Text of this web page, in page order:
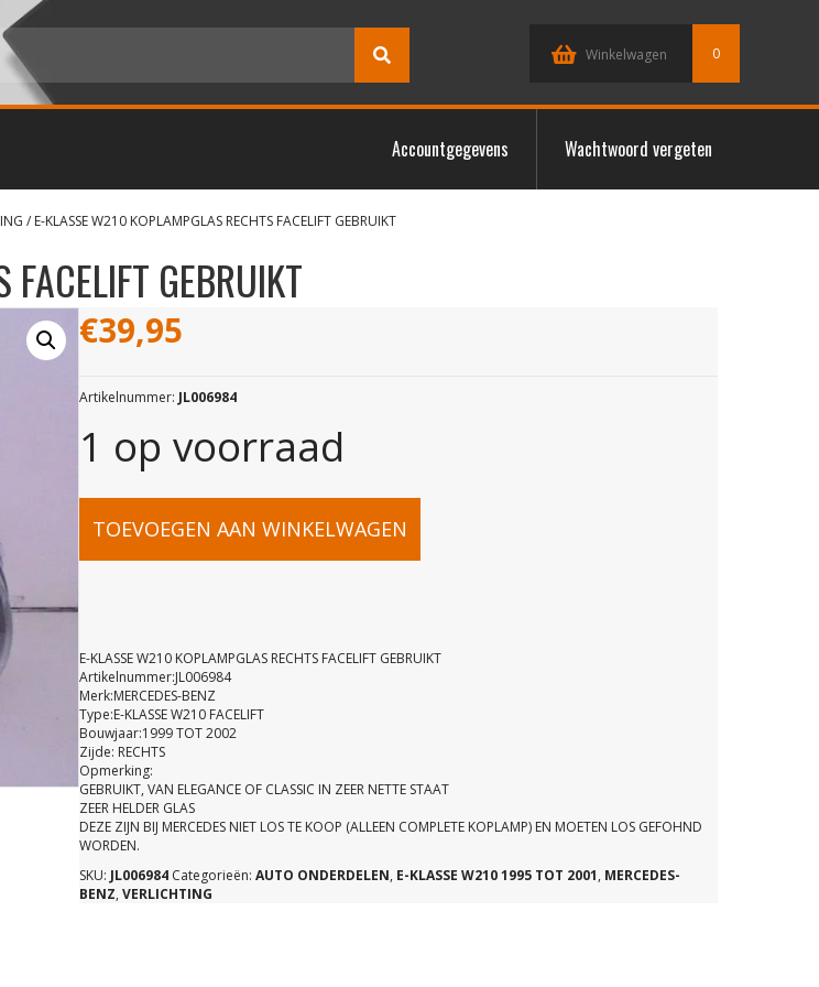
Winkelwagen 0
Accountgegevens Wachtwoord vergeten
/ E-KLASSE W210 KOPLAMPGLAS RECHTS FACELIFT GEBRUIKT
GEBRUIKT
€39,95
Artikelnummer: JL006984
1 op voorraad
E-
W210
KOPLAMPGLAS
RECHTS
FACELIFT
GEBRUIKT
TOEVOEGEN AAN WINKELWAGEN
E-KLASSE W210 KOPLAMPGLAS RECHTS FACELIFT GEBRUIKT
Artikelnummer:JL006984
Merk:MERCEDES-BENZ
Type:E-KLASSE W210 FACELIFT
Bouwjaar:1999 TOT 2002
Zijde: RECHTS
Opmerking:
GEBRUIKT, VAN ELEGANCE OF CLASSIC IN ZEER NETTE STAAT
ZEER HELDER GLAS
DEZE ZIJN BIJ MERCEDES NIET LOS TE KOOP (ALLEEN COMPLETE KOPLAMP) EN MOETEN LOS GEFOHND
WORDEN.
SKU: JL006984 Categorieën: AUTO ONDERDELEN, E-KLASSE W210 1995 TOT 2001, MERCEDES-
BENZ, VERLICHTING